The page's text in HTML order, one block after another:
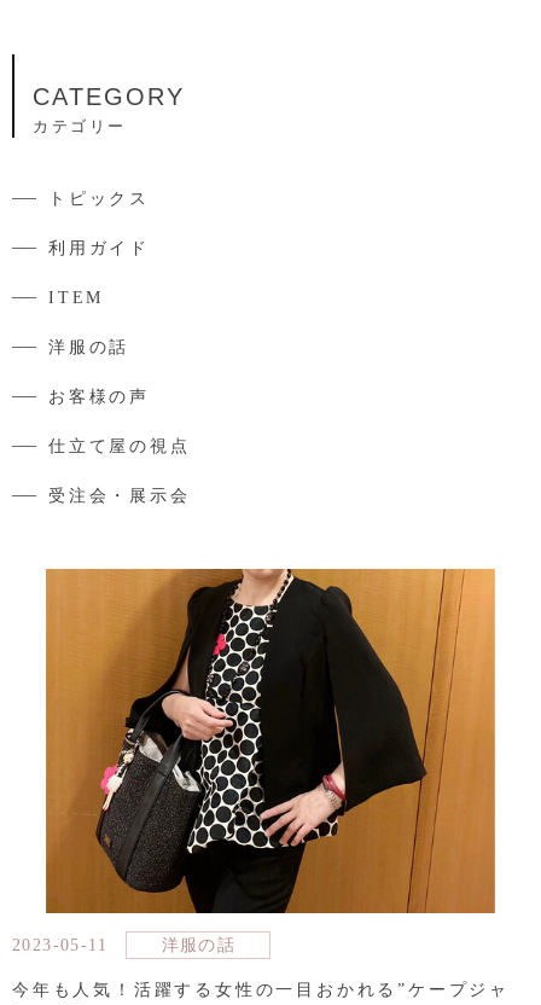
CATEGORY
カテゴリー
トピックス
利用ガイド
ITEM
洋服の話
お客様の声
仕立て屋の視点
受注会・展示会
2023-05-11 洋服の話
今年も人気！活躍する女性の一目おかれる”ケープジャ